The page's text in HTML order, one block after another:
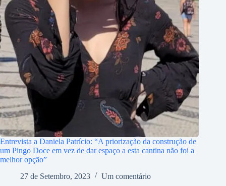
Entrevista a Daniela Patrício: “A priorização da construção de
um Pingo Doce em vez de dar espaço a esta cantina não foi a
melhor opção”
27 de Setembro, 2023
Um comentário